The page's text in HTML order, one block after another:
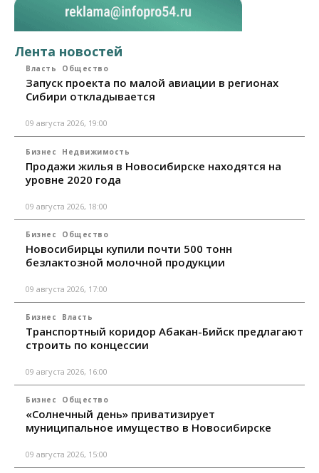
Лента новостей
Власть Общество
Запуск проекта по малой авиации в регионах
Сибири откладывается
09 августа 2026, 19:00
Бизнес Недвижимость
Продажи жилья в Новосибирске находятся на
уровне 2020 года
09 августа 2026, 18:00
Бизнес Общество
Новосибирцы купили почти 500 тонн
безлактозной молочной продукции
09 августа 2026, 17:00
Бизнес Власть
Транспортный коридор Абакан-Бийск предлагают
строить по концессии
09 августа 2026, 16:00
Бизнес Общество
«Солнечный день» приватизирует
муниципальное имущество в Новосибирске
09 августа 2026, 15:00